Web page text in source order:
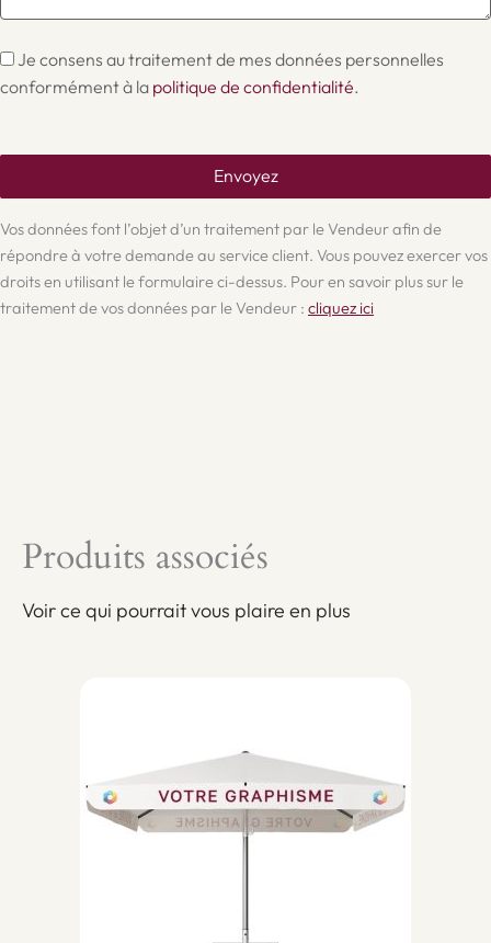
Je consens au traitement de mes données personnelles
conformément à la politique de confidentialité.
Envoyez
Vos données font l’objet d’un traitement par le Vendeur afin de
répondre à votre demande au service client. Vous pouvez exercer vos
droits en utilisant le formulaire ci-dessus. Pour en savoir plus sur le
traitement de vos données par le Vendeur : cliquez ici
Produits associés
Voir ce qui pourrait vous plaire en plus